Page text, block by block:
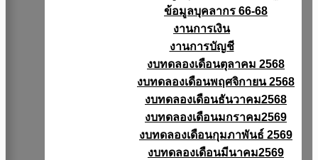
ข้อมูลบุคลากร 66-68
งานการเงิน
งานการบัญชี
งบทดลองเดือนตุลาคม 2568
งบทดลองเดือนพฤศจิกายน 2568
งบทดลองเดือนธันวาคม2568
งบทดลองเดือนมกราคม2569
งบทดลองเดือนกุมภาพันธ์ 2569
งบทดลองเดือนมีนาคม2569